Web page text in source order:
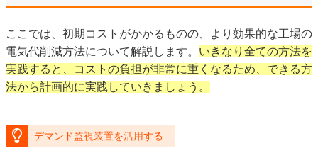
ここでは、初期コストがかかるものの、より効果的な工場の
電気代削減方法について解説します。 いきなり全ての方法を
実践すると、コストの負担が非常に重くなるため、できる方
法から計画的に実践していきましょう。
デマンド監視装置を活用する